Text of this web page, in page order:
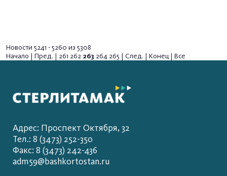
Новости 5241 - 5260 из 5308
Начало | Пред. | 261 262 263 264 265 | След. | Конец | Все
Адрес: Проспект Октября, 32
Тел.: 8 (3473) 252-350
Факс: 8 (3473) 242-436
adm59@bashkortostan.ru